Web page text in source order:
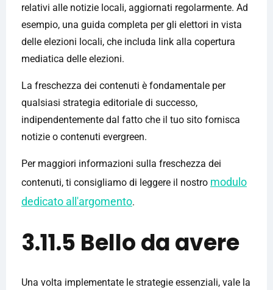
relativi alle notizie locali, aggiornati regolarmente. Ad
esempio, una guida completa per gli elettori in vista
delle elezioni locali, che includa link alla copertura
mediatica delle elezioni.
La freschezza dei contenuti è fondamentale per
qualsiasi strategia editoriale di successo,
indipendentemente dal fatto che il tuo sito fornisca
notizie o contenuti evergreen.
Per maggiori informazioni sulla freschezza dei
contenuti, ti consigliamo di leggere il nostro modulo
dedicato all'argomento.
3.11.5 Bello da avere
Una volta implementate le strategie essenziali, vale la